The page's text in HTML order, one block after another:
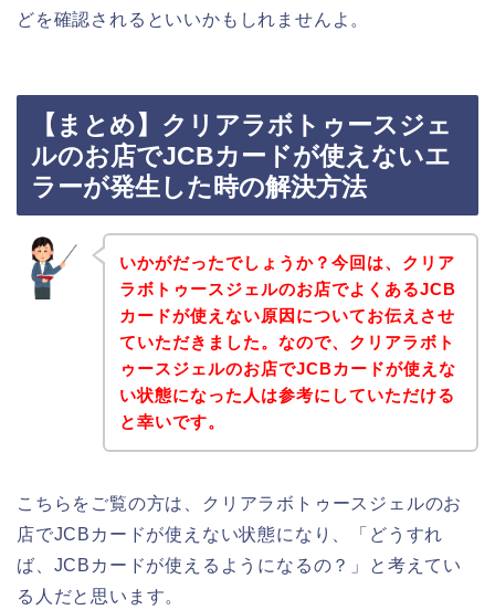
どを確認されるといいかもしれませんよ。
【まとめ】クリアラボトゥースジェ
ルのお店でJCBカードが使えないエ
ラーが発生した時の解決方法
いかがだったでしょうか？今回は、クリア
ラボトゥースジェルのお店でよくあるJCB
カードが使えない原因についてお伝えさせ
ていただきました。なので、クリアラボト
ゥースジェルのお店でJCBカードが使えな
い状態になった人は参考にしていただける
と幸いです。
こちらをご覧の方は、クリアラボトゥースジェルのお
店でJCBカードが使えない状態になり、「どうすれ
ば、JCBカードが使えるようになるの？」と考えてい
る人だと思います。